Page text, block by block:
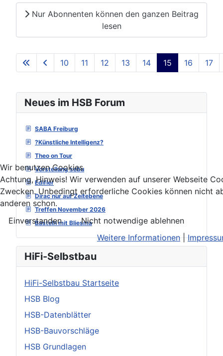
Neues im HSB Forum
SABA Freiburg
?Künstliche Intelligenz?
Theo on Tour
Vorstellung sebu
Edifier
Dirac nur auf Zeitebene
Treffen November 2026
Basteln mit Bliesma
HiFi-Selbstbau
HiFi-Selbstbau Startseite
HSB Blog
HSB-Datenblätter
HSB-Bauvorschläge
HSB Grundlagen
Nur Abonnenten können den ganzen Beitrag
lesen
Seite 15 von 129
10 11 12 13 14 15 16 17
Wir benutzen Cookies
Achtung, Hinweis! Wir verwenden auf unserer Webseite
Zwecken. Unbedingt erforderliche Cookies können nicht
anderen schon.
Einverstanden
Nicht notwendige ablehnen
Weitere Informationen|